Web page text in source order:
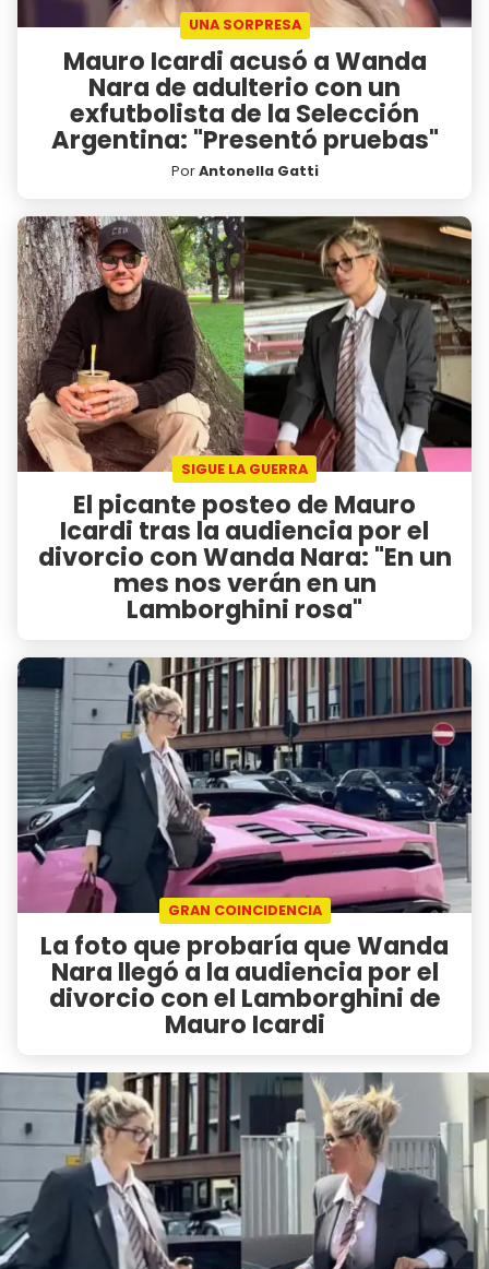
UNA SORPRESA
Mauro Icardi acusó a Wanda
Nara de adulterio con un
exfutbolista de la Selección
Argentina: "Presentó pruebas"
PorAntonella Gatti
SIGUE LA GUERRA
El picante posteo de Mauro
Icardi tras la audiencia por el
divorcio con Wanda Nara: "En un
mes nos verán en un
Lamborghini rosa"
GRAN COINCIDENCIA
La foto que probaría que Wanda
Nara llegó a la audiencia por el
divorcio con el Lamborghini de
Mauro Icardi